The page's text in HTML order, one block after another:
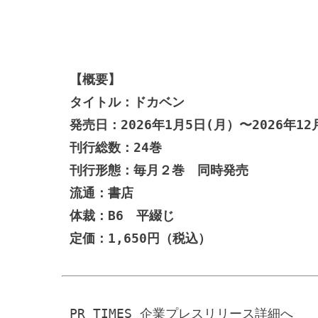
【概要】
タイトル：ドカベン
発売日：2026年1月5日(月）〜2026年12
刊行総数：24巻
刊行形態：毎月２巻　同時発売
流通：書店
体裁：B6　平綴じ
定価：1,650円（税込）